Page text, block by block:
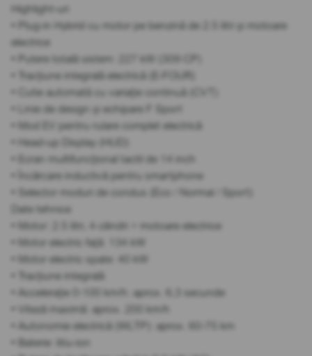
Highlight-uri
• Plug-in Hybrid cu motor pe benzină de 2.5 litri și motoare
electrice
• Putere totală sistem: 227 kW (309 CP)
• Tracțiune integrală electrică (E-FOUR)
• Cutie automată cu variație continuă (CVT)
• Linie de design și echipare F Sport
• Mod EV pentru rulare complet electrică
• Head-up Display (HUD)
• Ecran multifuncțional tactil de 14 inch
• Încărcare inductivă pentru smartphone
• Selector moduri de condus (Eco / Normal / Sport)
Date tehnice
• Motor: 2.5 litri, 4 cilindri + motoare electrice
• Motor electric față: 134 kW
• Motor electric spate: 40 kW
• Tracțiune integrală
• Accelerație 0-100 km/h: aprox. 6,3 secunde
• Viteză maximă: aprox. 200 km/h
• Autonomie electrică (WLTP): aprox. 60-75 km
• Baterie: litiu-ion